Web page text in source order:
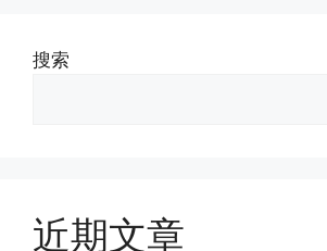
搜索
近期文章